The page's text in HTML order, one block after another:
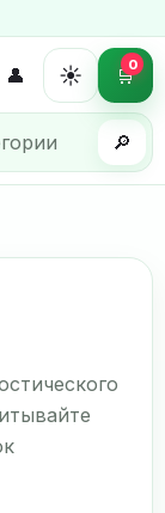
🔎
👤 ☀️ 🛒0